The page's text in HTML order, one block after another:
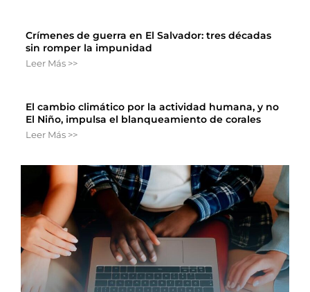
Crímenes de guerra en El Salvador: tres décadas
sin romper la impunidad
Leer Más >>
El cambio climático por la actividad humana, y no
El Niño, impulsa el blanqueamiento de corales
Leer Más >>